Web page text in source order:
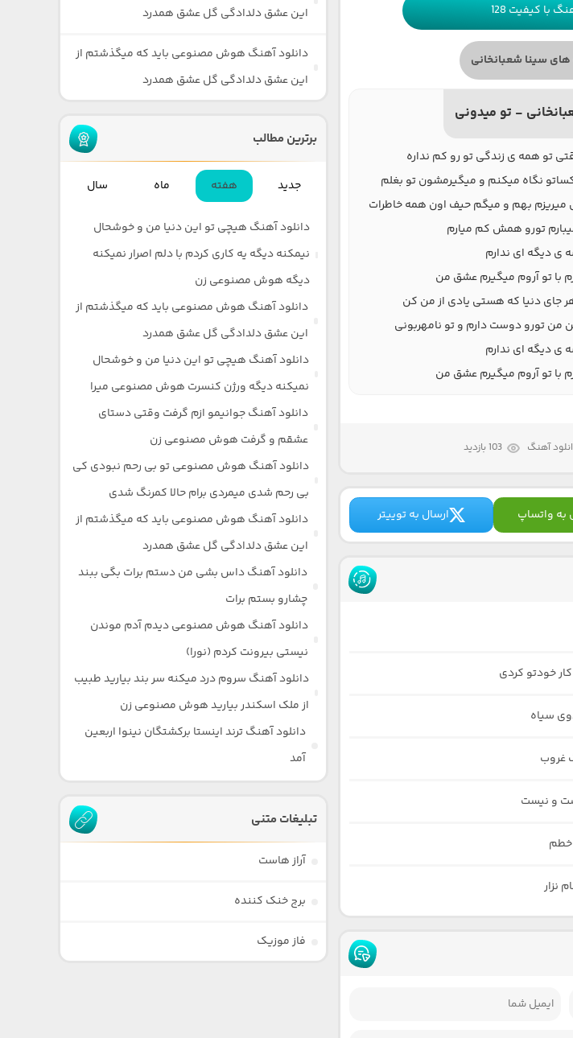
با کیفیت 128
سینا شعبانخانی
- تو میدونی
تو همه ی زندگی تو رو کم نداره
نگاه میکنم و میگیرمشون تو بغلم
بهم و میگم حیف اون همه خاطرات
تورو همش کم میارم
ی دیگه ای ندارم
با تو آروم میگیرم عشق من
جای دنیا که هستی یادی از من کن
تورو دوست دارم و تو نامهربونی
ی دیگه ای ندارم
با تو آروم میگیرم عشق من
آهنگ 103 بازدید
به واتساپ ارسال به توییتر
خودتو کردی
سیاه
غروب
و نیست
خطم
نزار
این عشق دلدادگی گل عشق همدرد
دانلود آهنگ هوش مصنوعی باید که میگذشتم از
این عشق دلدادگی گل عشق همدرد
برترین مطالب
جدید هفته ماه سال
دانلود آهنگ هیچی تو این دنیا من و خوشحال
نیمکنه دیگه یه کاری کردم با دلم اصرار نمیکنه
دیگه هوش مصنوعی زن
دانلود آهنگ هوش مصنوعی باید که میگذشتم از
این عشق دلدادگی گل عشق همدرد
دانلود آهنگ هیچی تو این دنیا من و خوشحال
نمیکنه دیگه ورژن کنسرت هوش مصنوعی میرا
دانلود آهنگ جوانیمو ازم گرفت وقتی دستای
عشقم و گرفت هوش مصنوعی زن
دانلود آهنگ هوش مصنوعی تو بی رحم نبودی کی
بی رحم شدی میمردی برام حالا کمرنگ شدی
دانلود آهنگ هوش مصنوعی باید که میگذشتم از
این عشق دلدادگی گل عشق همدرد
دانلود آهنگ داس بشی من دستم برات بگی ببند
چشارو بستم برات
دانلود آهنگ هوش مصنوعی دیدم آدم موندن
نیستی بیرونت کردم (نورا)
دانلود آهنگ سروم درد میکنه سر بند بیارید طبیب
از ملک اسکندر بیارید هوش مصنوعی زن
دانلود آهنگ ترند اینستا برکشتگان نینوا اربعین
آمد
تبلیغات متنی
آراز هاست
برج خنک کننده
فاز موزیک